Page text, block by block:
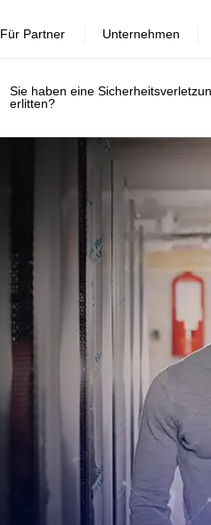
Sie haben eine
erlitten?
Für Partner Unternehmen